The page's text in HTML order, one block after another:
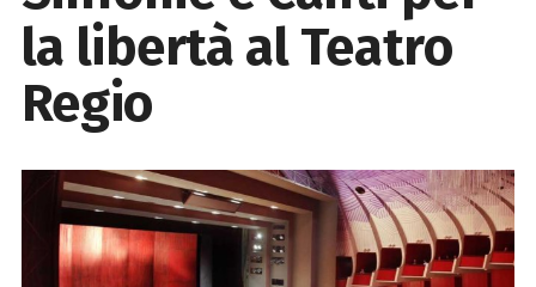
la libertà al Teatro
Regio